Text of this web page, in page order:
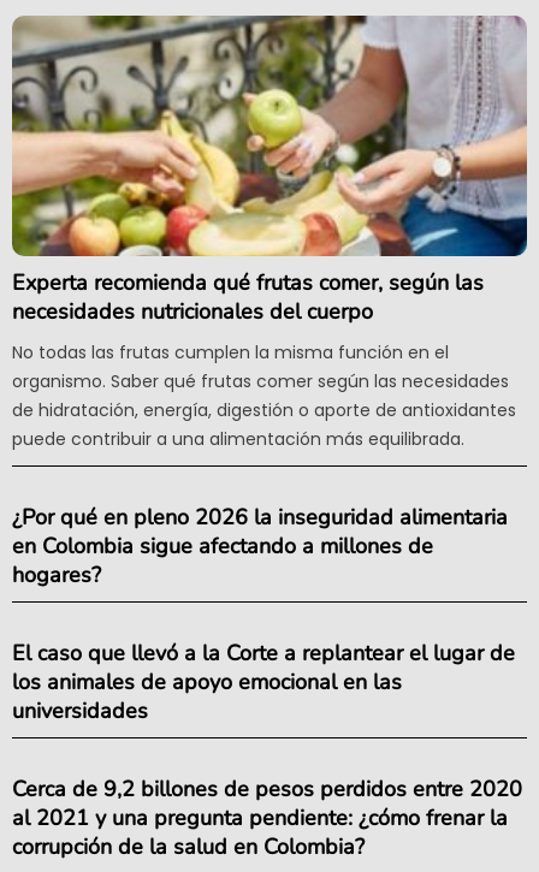
Experta recomienda qué frutas comer, según las
necesidades nutricionales del cuerpo
No todas las frutas cumplen la misma función en el
organismo. Saber qué frutas comer según las necesidades
de hidratación, energía, digestión o aporte de antioxidantes
puede contribuir a una alimentación más equilibrada.
¿Por qué en pleno 2026 la inseguridad alimentaria
en Colombia sigue afectando a millones de
hogares?
El caso que llevó a la Corte a replantear el lugar de
los animales de apoyo emocional en las
universidades
Cerca de 9,2 billones de pesos perdidos entre 2020
al 2021 y una pregunta pendiente: ¿cómo frenar la
corrupción de la salud en Colombia?